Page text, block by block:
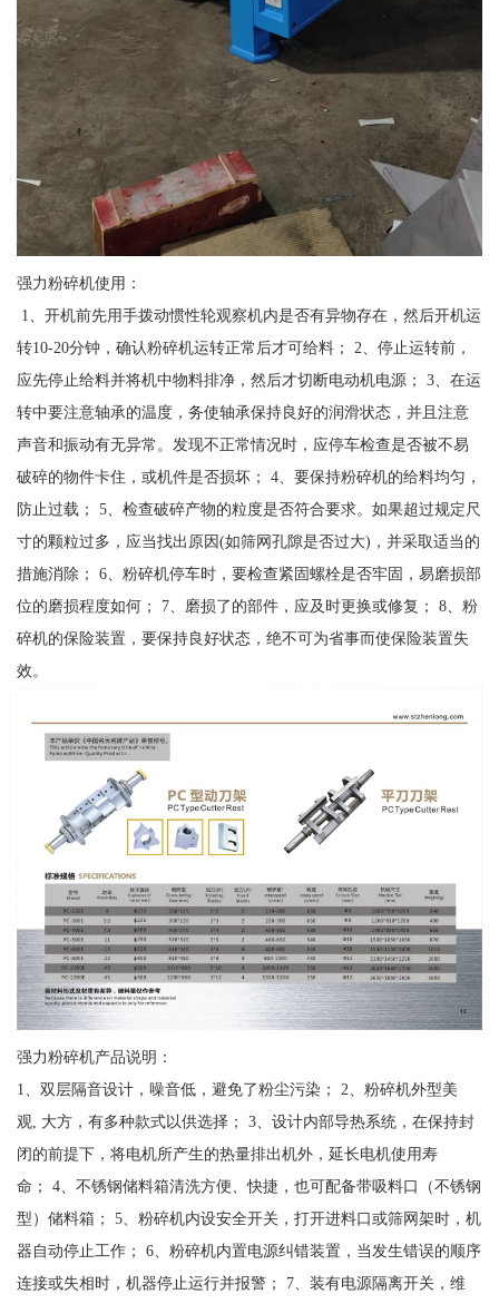
强力粉碎机使用：
1、开机前先用手拨动惯性轮观察机内是否有异物存在，然后开机运
转10-20分钟，确认粉碎机运转正常后才可给料； 2、停止运转前，
应先停止给料并将机中物料排净，然后才切断电动机电源； 3、在运
转中要注意轴承的温度，务使轴承保持良好的润滑状态，并且注意
声音和振动有无异常。发现不正常情况时，应停车检查是否被不易
破碎的物件卡住，或机件是否损坏； 4、要保持粉碎机的给料均匀，
防止过载； 5、检查破碎产物的粒度是否符合要求。如果超过规定尺
寸的颗粒过多，应当找出原因(如筛网孔隙是否过大)，并采取适当的
措施消除； 6、粉碎机停车时，要检查紧固螺栓是否牢固，易磨损部
位的磨损程度如何； 7、磨损了的部件，应及时更换或修复； 8、粉
碎机的保险装置，要保持良好状态，绝不可为省事而使保险装置失
效。
强力粉碎机产品说明：
1、双层隔音设计，噪音低，避免了粉尘污染； 2、粉碎机外型美
观, 大方，有多种款式以供选择； 3、设计内部导热系统，在保持封
闭的前提下，将电机所产生的热量排出机外，延长电机使用寿
命； 4、不锈钢储料箱清洗方便、快捷，也可配备带吸料口（不锈钢
型）储料箱； 5、粉碎机内设安全开关，打开进料口或筛网架时，机
器自动停止工作； 6、粉碎机内置电源纠错装置，当发生错误的顺序
连接或失相时，机器停止运行并报警； 7、装有电源隔离开关，维